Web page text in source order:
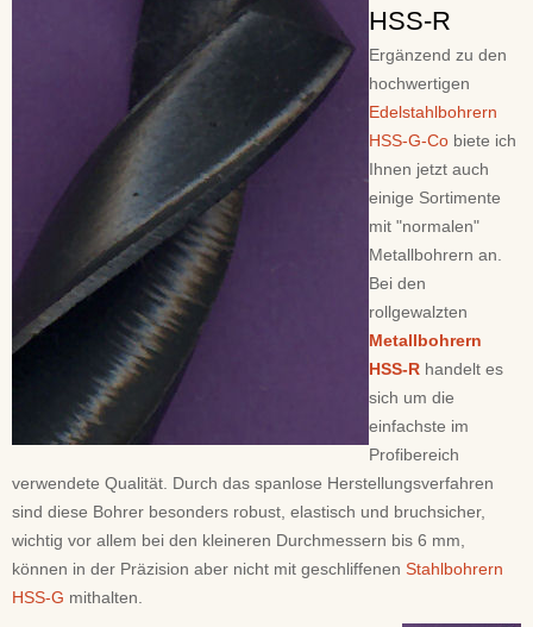
HSS-R
Ergänzend zu den
hochwertigen
Edelstahlbohrern
HSS-G-Co biete ich
Ihnen jetzt auch
einige Sortimente
mit "normalen"
Metallbohrern an.
Bei den
rollgewalzten
Metallbohrern
HSS-R handelt es
sich um die
einfachste im
Profibereich
verwendete Qualität. Durch das spanlose Herstellungsverfahren
sind diese Bohrer besonders robust, elastisch und bruchsicher,
wichtig vor allem bei den kleineren Durchmessern bis 6 mm,
können in der Präzision aber nicht mit geschliffenen Stahlbohrern
HSS-G mithalten.